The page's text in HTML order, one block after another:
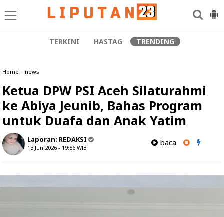
TERKINI HASTAG TRENDING
Home » news
Ketua DPW PSI Aceh Silaturahmi
ke Abiya Jeunib, Bahas Program
untuk Duafa dan Anak Yatim
Laporan: REDAKSI
13 Jun 2026 - 19:56 WIB
baca